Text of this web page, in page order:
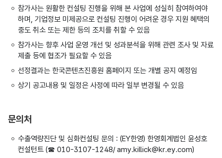
참가사는 원활한 컨설팅 진행을 위해 본 사업에 성실히 참여하여야
하며, 기업정보 미제공으로 컨설팅 진행이 어려운 경우 지원 혜택의
중도 취소 또는 제한 등의 조치를 취할 수 있음
참가사는 향후 사업 운영 개선 및 성과분석을 위해 관련 조사 및 자료
제출 등에 협조가 필요할 수 있음
선정결과는 한국콘텐츠진흥원 홈페이지 또는 개별 공지 예정임
상기 공고내용 및 일정은 사정에 따라 일부 변경될 수 있음
문의처
수출역량진단 및 심화컨설팅 문의 : (EY한영) 한영회계법인 윤성호
컨설턴트 (☎ 010-3107-1248/ amy.killick@kr.ey.com)